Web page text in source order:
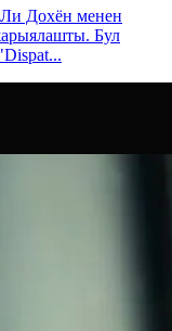
Ли Дохён менен
Бул